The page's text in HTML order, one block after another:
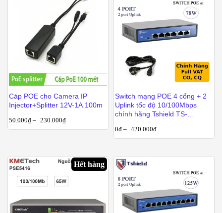
Cáp POE cho Camera IP
Injector+Splitter 12V-1A 100m
50.000₫ – 230.000₫
Switch mạng POE 4 cổng + 2
Uplink tốc độ 10/100Mbps
chính hãng Tshield TS-
0₫ – 420.000₫
Hết hàng